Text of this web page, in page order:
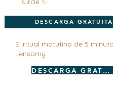
DESCARGA GRATUITA
El ritual matutino de 5
Lensomy
DESCARGA GRATUITA